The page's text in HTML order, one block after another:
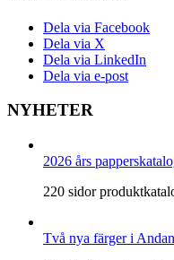
Dela via Facebook
Dela via X
Dela via LinkedIn
Dela via e-post
NYHETER
2026 års
220 sidor
Två nya färger i